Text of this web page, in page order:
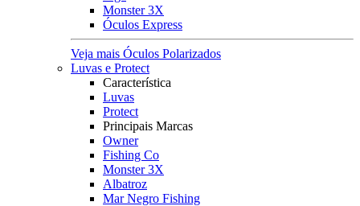
Monster 3X
Óculos Express
Veja mais Óculos Polarizados
Luvas e Protect
Característica
Luvas
Protect
Principais Marcas
Owner
Fishing Co
Monster 3X
Albatroz
Mar Negro Fishing